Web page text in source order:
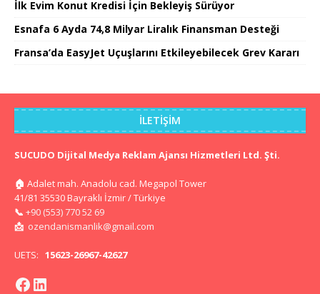
İlk Evim Konut Kredisi İçin Bekleyiş Sürüyor
Esnafa 6 Ayda 74,8 Milyar Liralık Finansman Desteği
Fransa’da EasyJet Uçuşlarını Etkileyebilecek Grev Kararı
İLETIŞIM
SUCUDO Dijital Medya Reklam Ajansı Hizmetleri Ltd. Şti.
🏠 Adalet mah. Anadolu cad. Megapol Tower
41/81 35530 Bayraklı İzmir / Türkiye
📞 +90 (553) 770 52 69
📩 ozendanismanlik@gmail.com
UETS: 15623-26967-42627